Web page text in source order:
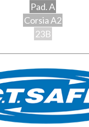
Pad. A
Corsia A2
23B